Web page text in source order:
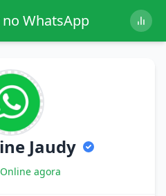
WhatsApp
Jaudy
Online agora